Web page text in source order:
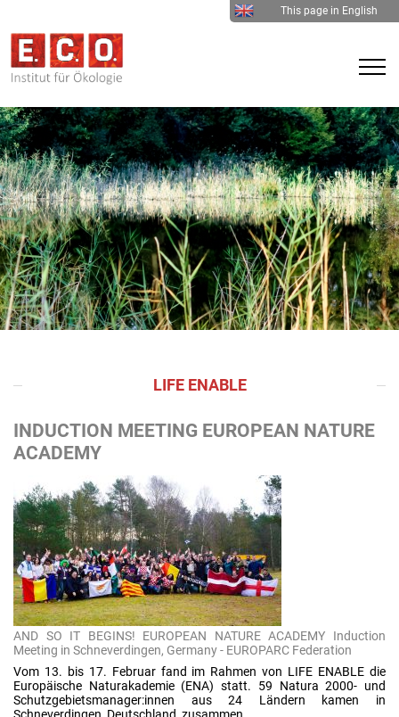
This page in English
LIFE ENABLE
INDUCTION MEETING EUROPEAN NATURE
ACADEMY
AND SO IT BEGINS! EUROPEAN NATURE ACADEMY Induction
Meeting in Schneverdingen, Germany - EUROPARC Federation
Vom 13. bis 17. Februar fand im Rahmen von LIFE ENABLE die
Europäische Naturakademie (ENA) statt. 59 Natura 2000- und
Schutzgebietsmanager:innen aus 24 Ländern kamen in